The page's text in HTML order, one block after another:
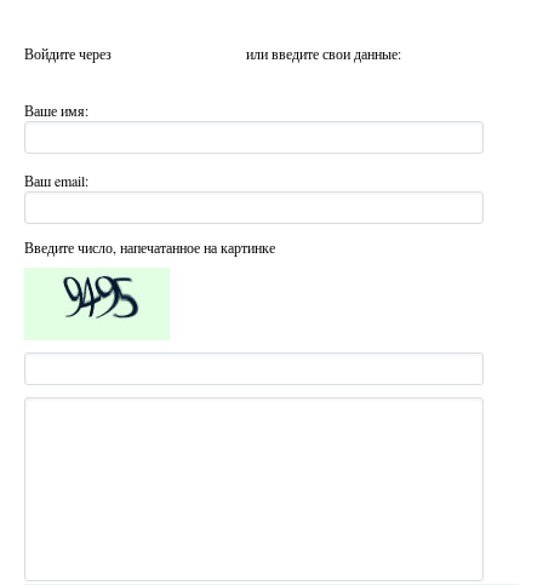
Войдите через или введите свои данные:
Ваше имя:
Ваш email:
Введите число, напечатанное на картинке